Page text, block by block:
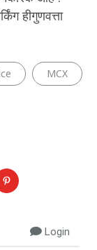
हीगुणवत्ता
MCX
Login